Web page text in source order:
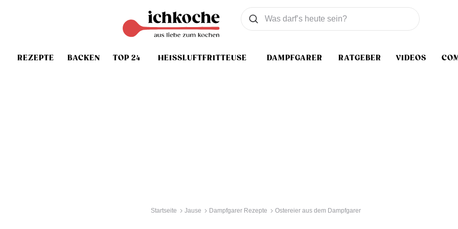
REZEPTE BACKEN TOP 24 HEISSLUFTFRITTEUSE DAMPFGARER RATGEBER VIDEOS
Was wollen Sie suchen
Suchen
Startseite Jause Dampfgarer Rezepte Ostereier aus dem Dampfgarer